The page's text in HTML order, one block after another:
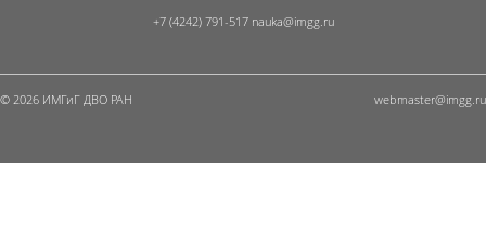
+7 (4242) 791-517
© 2026 ИМГиГ ДВО РАН